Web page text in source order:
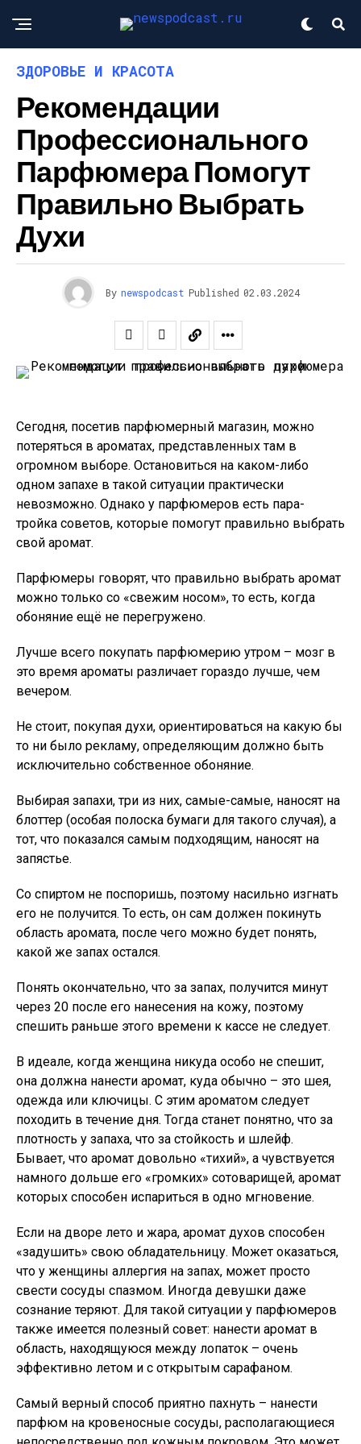
ЗДОРОВЬЕ И КРАСОТА
Рекомендации
Профессионального
Парфюмера Помогут
Правильно Выбрать
Духи
By newspodcast Published 02.03.2024
Сегодня, посетив парфюмерный магазин, можно
потеряться в ароматах, представленных там в
огромном выборе. Остановиться на каком-либо
одном запахе в такой ситуации практически
невозможно. Однако у парфюмеров есть пара-
тройка советов, которые помогут правильно выбрать
свой аромат.
Парфюмеры говорят, что правильно выбрать аромат
можно только со «свежим носом», то есть, когда
обоняние ещё не перегружено.
Лучше всего покупать парфюмерию утром – мозг в
это время ароматы различает гораздо лучше, чем
вечером.
Не стоит, покупая духи, ориентироваться на какую бы
то ни было рекламу, определяющим должно быть
исключительно собственное обоняние.
Выбирая запахи, три из них, самые-самые, наносят на
блоттер (особая полоска бумаги для такого случая), а
тот, что показался самым подходящим, наносят на
запястье.
Со спиртом не поспоришь, поэтому насильно изгнать
его не получится. То есть, он сам должен покинуть
область аромата, после чего можно будет понять,
какой же запах остался.
Понять окончательно, что за запах, получится минут
через 20 после его нанесения на кожу, поэтому
спешить раньше этого времени к кассе не следует.
В идеале, когда женщина никуда особо не спешит,
она должна нанести аромат, куда обычно – это шея,
одежда или ключицы. С этим ароматом следует
походить в течение дня. Тогда станет понятно, что за
плотность у запаха, что за стойкость и шлейф.
Бывает, что аромат довольно «тихий», а чувствуется
намного дольше его «громких» сотоварищей, аромат
которых способен испариться в одно мгновение.
Если на дворе лето и жара, аромат духов способен
«задушить» свою обладательницу. Может оказаться,
что у женщины аллергия на запах, может просто
свести сосуды спазмом. Иногда девушки даже
сознание теряют. Для такой ситуации у парфюмеров
также имеется полезный совет: нанести аромат в
область, находящуюся между лопаток – очень
эффективно летом и с открытым сарафаном.
Самый верный способ приятно пахнуть – нанести
парфюм на кровеносные сосуды, располагающиеся